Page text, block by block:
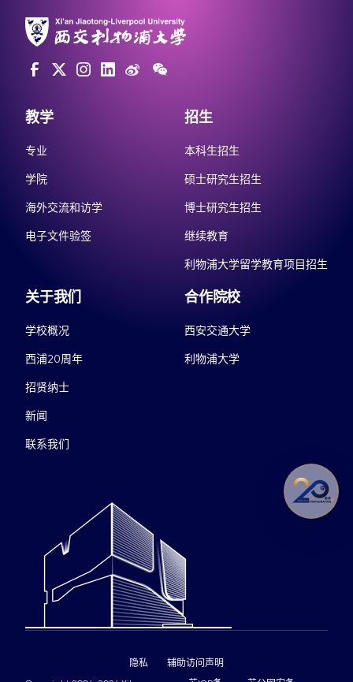
教学
专业
学院
海外交流和访学
电子文件验签
招生
本科生招生
硕士研究生招生
博士研究生招生
继续教育
利物浦大学留学教育项目招生
关于我们
学校概况
西浦20周年
招贤纳士
新闻
联系我们
合作院校
西安交通大学
利物浦大学
隐私 辅助访问声明